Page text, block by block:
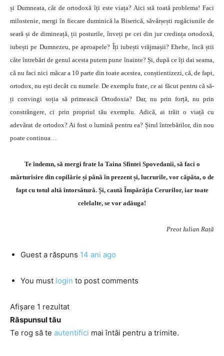
și Dumneata, cât de ortodoxă îți este viața? Aici stă toată problema! Faci
milostenie, mergi în fiecare duminică la Biserică, săvârșești rugăciunile de
seară și de dimineață, ții posturile, înveți pe cei din jur credința ortodoxă,
iubești pe Dumnezeu, pe aproapele? Îți iubești vrăjmașii? Ehehe, încă știi
câte întrebări de genul acesta putem pune înainte? Și, după ce îți dai seama,
că nu faci nici măcar a 10 parte din toate acestea, conștientizezi, că, de fapt,
ortodox, nu ești decât cu numele. De exemplu frate, ce ai făcut pentru că să-
ți convingi soția să primească Ortodoxia? Dar, nu prin forță, nu prin
constrângere, ci prin propriul tău exemplu. Adică, ai trăit o viață cu
adevărat de ortodox? Ai fost o lumină pentru ea? Șirul întrebărilor, din nou
poate continua…
Te îndemn, să mergi frate la Taina Sfintei Spovedanii, să faci o
mărturisire din copilărie și până în prezent și, lucrurile, vor căpăta, o de
fapt cu totul altă întorsătură. Și, caută Împărăția Cerurilor, iar toate
celelalte, se vor adăuga!
Preot Iulian Rață
Guest a răspuns 14 ani ago
You must login to post comments
Afișare 1 rezultat
Răspunsul tău
Te rog să te autentifici mai întâi pentru a trimite.